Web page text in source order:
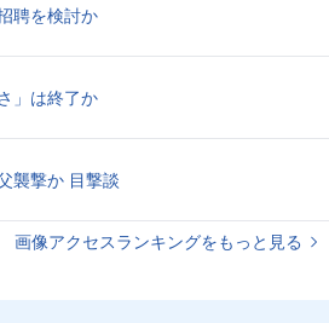
聘を検討か
」は終了か
襲撃か 目撃談
画像アクセスランキングをもっと見る